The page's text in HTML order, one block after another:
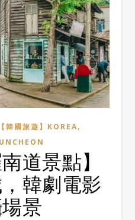
【韓國旅遊】KOREA,
道景點】
韓劇電影
景